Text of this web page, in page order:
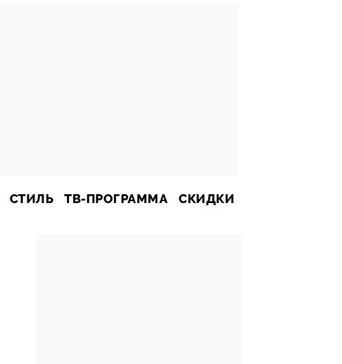
СТИЛЬ ТВ-ПРОГРАММА СКИДКИ